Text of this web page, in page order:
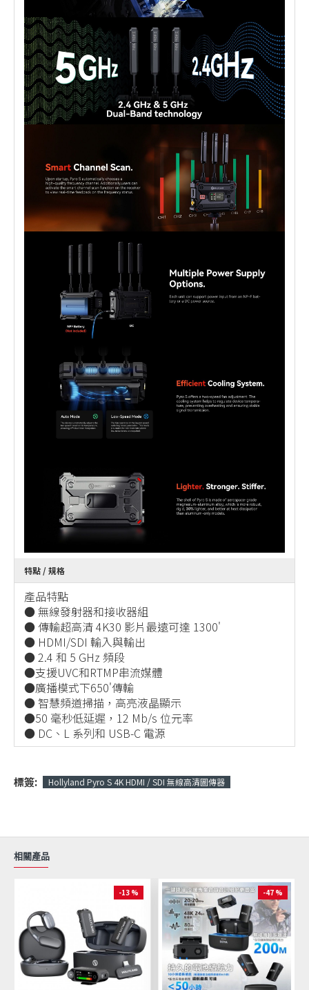
特點 / 規格
產品特點
● 無線發射器和接收器組
● 傳輸超高清 4K30 影片最遠可達 1300'
● HDMI/SDI 輸入與輸出
● 2.4 和 5 GHz 頻段
●支援UVC和RTMP串流媒體
●廣播模式下650'傳輸
● 智慧頻道掃描，高亮液晶顯示
●50 毫秒低延遲，12 Mb/s 位元率
● DC、L 系列和 USB-C 電源
標簽: Hollyland Pyro S 4K HDMI / SDI 無線高清圖傳器
相關產品
-13 % -47 %